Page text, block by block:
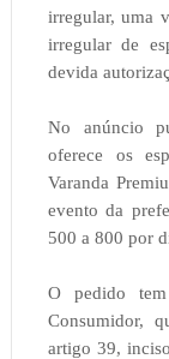
irregular, uma
irregular de
devida
No anúncio
oferece os
Varanda
evento da
500 a 800 por
O pedido
Consumidor,
artigo 39,